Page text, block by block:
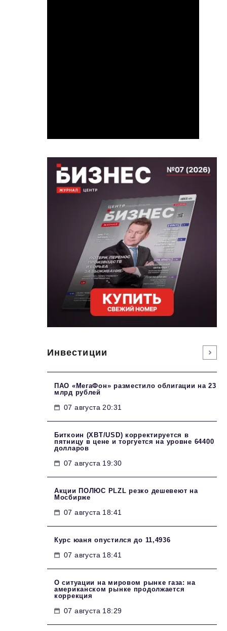
Инвестиции
ПАО «МегаФон» разместило облигации на 23
млрд рублей
07 августа 20:31
Биткоин (XBT/USD) корректируется в
пятницу в цене и торгуется на уровне 64400
долларов
07 августа 19:30
Акции ПОЛЮС PLZL резко дешевеют на
Мосбирже
07 августа 18:41
Курс юаня опустился до 11,4936
07 августа 18:41
О ситуации на мировом рынке газа: на
американском рынке продолжается
коррекция
07 августа 18:29